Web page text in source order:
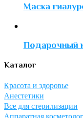
Маска
Подарочный
Каталог
Красота и здоровье
Анестетики
Все для стерилизации
Аппаратная